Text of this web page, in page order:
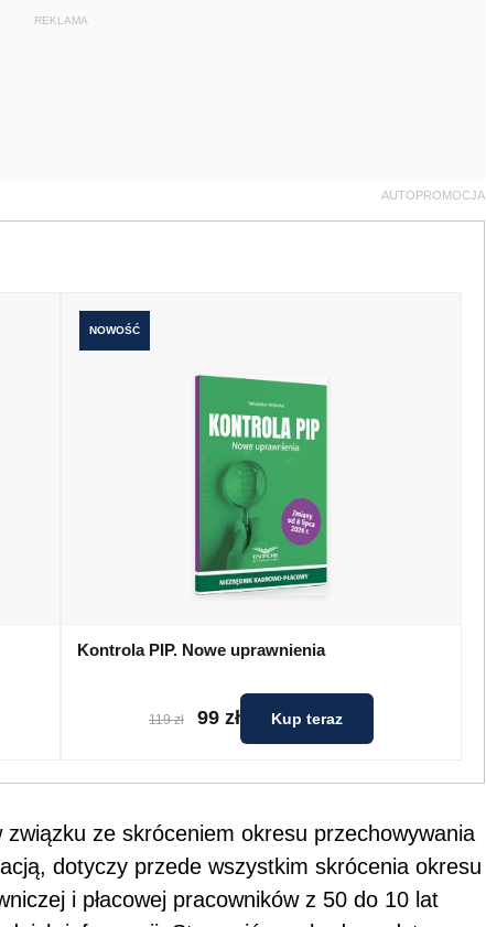
REKLAMA
AUTOPROMOCJA
NOWOŚĆ
Kontrola PIP. Nowe uprawnienia
119 zł 99 zł Kup teraz
ze skróceniem okresu przechowywania
dotyczy przede wszystkim skrócenia okresu
i płacowej pracowników z 50 do 10 lat